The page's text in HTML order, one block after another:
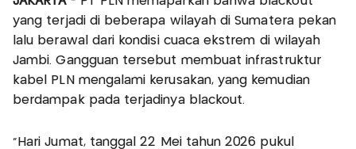
yang terjadi di beberapa wilayah di Sumatera pekan
lalu berawal dari kondisi cuaca ekstrem di wilayah
Jambi. Gangguan tersebut membuat infrastruktur
kabel PLN mengalami kerusakan, yang kemudian
berdampak pada terjadinya blackout.
“Hari Jumat, tanggal 22 Mei tahun 2026 pukul